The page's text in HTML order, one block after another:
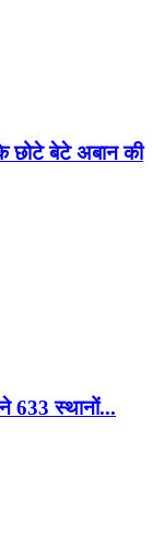
बेटे अबान की
633 स्थानों...